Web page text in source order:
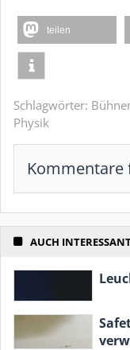
teilen
Schlagwörter:
Physik
Kommentare
AUCH